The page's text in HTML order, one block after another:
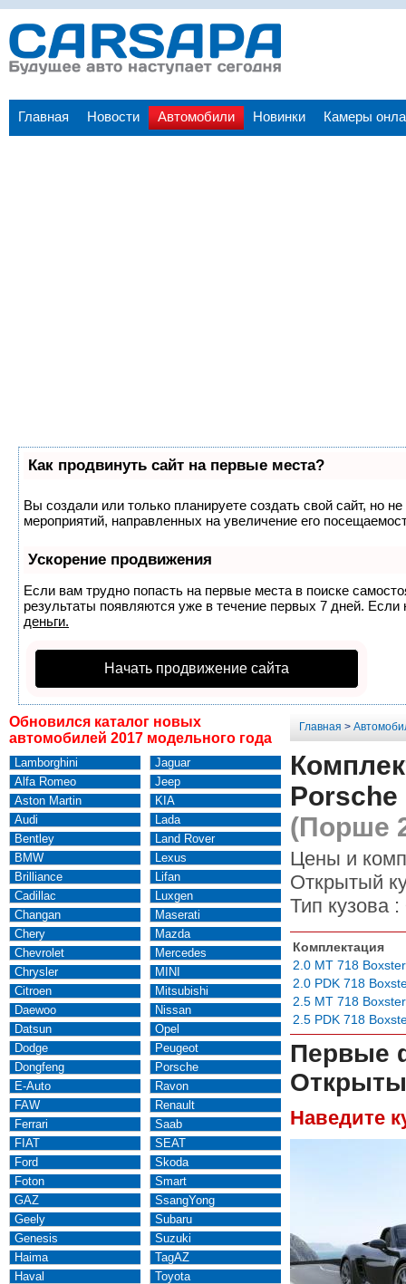
Главная Новости Автомобили Новинки Камеры
Как продвинуть сайт на первые места?
Вы создали или только планируете создать свой сайт, но
мероприятий, направленных на увеличение его
Ускорение продвижения
Если вам трудно попасть на первые места в поиске
результаты появляются уже в течение первых 7 дней.
деньги.
Начать продвижение сайта
Обновился каталог новых
автомобилей 2017 модельного года
Lamborghini
Alfa Romeo
Aston Martin
Audi
Bentley
BMW
Brilliance
Cadillac
Changan
Chery
Chevrolet
Chrysler
Citroen
Daewoo
Datsun
Dodge
Dongfeng
E-Auto
FAW
Ferrari
FIAT
Ford
Foton
GAZ
Geely
Genesis
Haima
Haval
Jaguar
Jeep
KIA
Lada
Land Rover
Lexus
Lifan
Luxgen
Maserati
Mazda
Mercedes
MINI
Mitsubishi
Nissan
Opel
Peugeot
Porsche
Ravon
Renault
Saab
SEAT
Skoda
Smart
SsangYong
Subaru
Suzuki
TagAZ
Toyota
Главная >
(Порше
Цены и
Открытый
Тип кузова :
Комплектация
2.0 MT 718 Boxster
2.0 PDK 718
2.5 MT 718
2.5 PDK 718
Первые
Наведите